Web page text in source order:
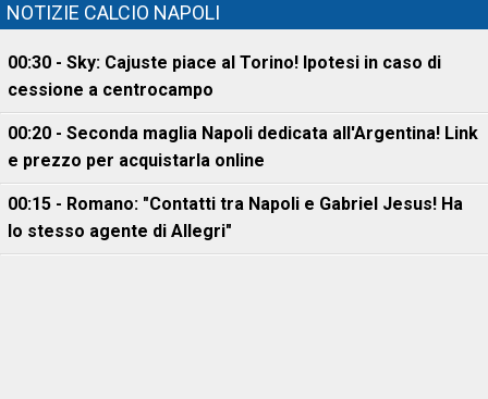
NOTIZIE CALCIO NAPOLI
00:30 - Sky: Cajuste piace al Torino! Ipotesi in caso di
cessione a centrocampo
00:20 - Seconda maglia Napoli dedicata all'Argentina! Link
e prezzo per acquistarla online
00:15 - Romano: "Contatti tra Napoli e Gabriel Jesus! Ha
lo stesso agente di Allegri"